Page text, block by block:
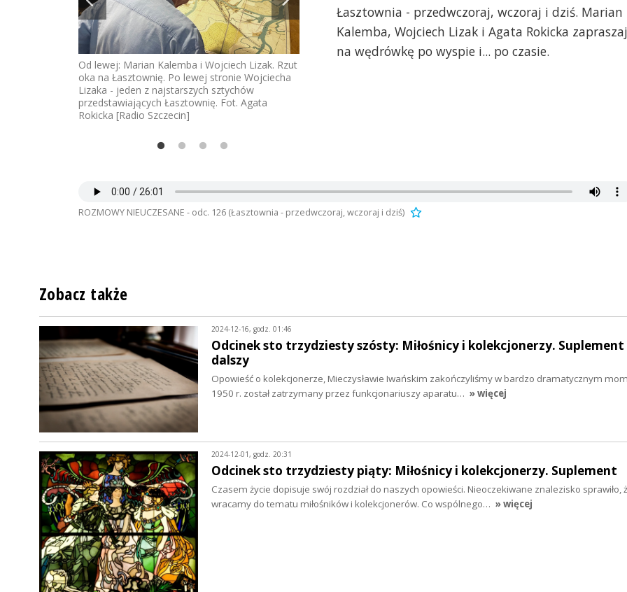
Od lewej: Marian Kalemba i Wojciech Lizak. Rzut
oka na Łasztownię. Po lewej stronie Wojciecha
Lizaka - jeden z najstarszych sztychów
przedstawiających Łasztownię. Fot. Agata
Rokicka [Radio Szczecin]
Łasztownia - przedwczoraj, wczoraj i dziś. Marian
Kalemba, Wojciech Lizak i Agata Rokicka
na wędrówkę po wyspie i... po czasie.
ROZMOWY NIEUCZESANE - odc. 126 (Łasztownia - przedwczoraj, wczoraj i dziś)
Zobacz także
2024-12-16, godz. 01:46
Odcinek sto trzydziesty szósty: Miłośnicy i kolekcjonerzy. Suplement
dalszy
Opowieść o kolekcjonerze, Mieczysławie Iwańskim zakończyliśmy w bardzo dramatycznym
1950 r. został zatrzymany przez funkcjonariuszy aparatu… » więcej
2024-12-01, godz. 20:31
Odcinek sto trzydziesty piąty: Miłośnicy i kolekcjonerzy. Suplement
Czasem życie dopisuje swój rozdział do naszych opowieści. Nieoczekiwane znalezisko sprawiło,
wracamy do tematu miłośników i kolekcjonerów. Co wspólnego… » więcej